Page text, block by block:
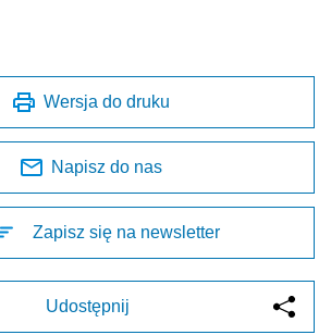
Wersja do druku
Napisz do nas
Zapisz się na newsletter
Udostępnij